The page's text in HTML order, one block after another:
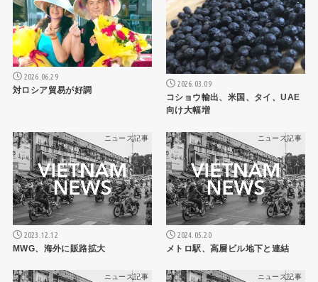
2026.06.29
対ロシア貿易が好調
2026.03.09
コショウ輸出、米国、タイ、UAE
向け大幅増
ニュース記事
2023.12.12
MWG、海外に販路拡大
ニュース記事
2024.05.20
メトロ駅、高層ビル地下と連結
ニュース記事 ニュース記事